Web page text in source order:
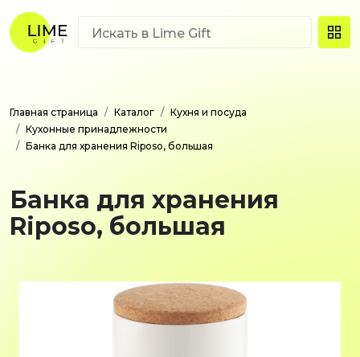
Главная страница Каталог
Кухня и посуда
Кухонные принадлежности
Банка для хранения Riposo, большая
Банка для хранения
Riposo, большая